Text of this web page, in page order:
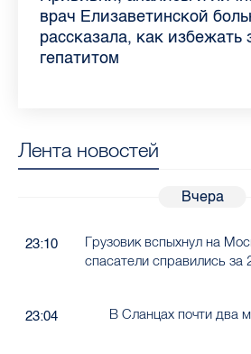
самых цитируемых СМИ
Ленобласти во II квартале
врач Елизаветинской
рассказала, как избежать
гепатитом
педиатра для родителей
где самый высокий и
конкурс
воспаления ахиллова
рассказала о
работающих родителей
Елизаветинской больницы
главные вопросы о
какие напитки можно
в жару
Лента новостей
Вчера
23:10
Грузовик вспыхнул на
спасатели справились за
23:04 В Сланцах почти два